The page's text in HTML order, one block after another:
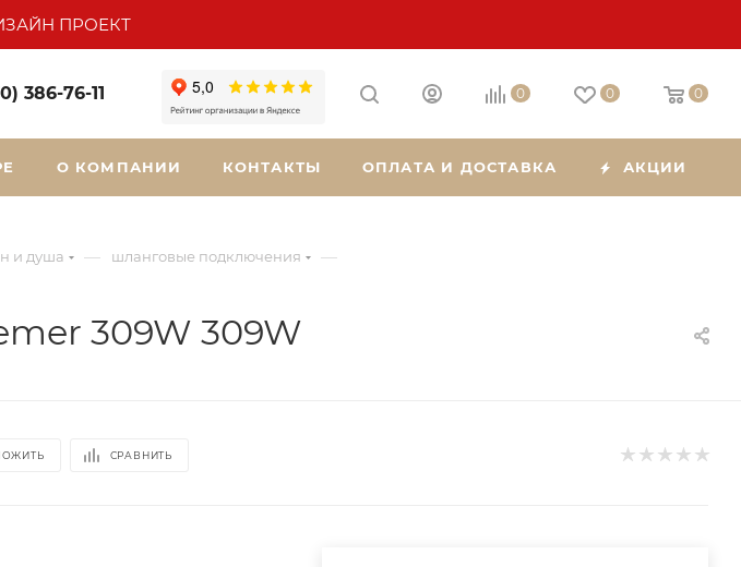
ПРОЕКТ
386-76-11 0 0 0
О КОМПАНИИ КОНТАКТЫ ОПЛАТА И ДОСТАВКА АКЦИИ
и душа — шланговые подключения —
309W 309W
СРАВНИТЬ